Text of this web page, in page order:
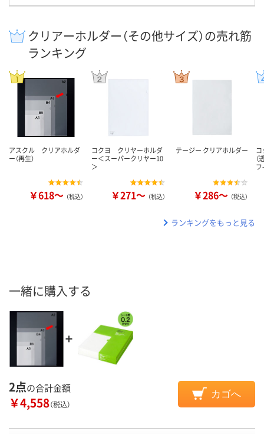
クリアーホルダー（その他サイズ）の売れ筋
ランキング
アスクル クリアホルダ
ー（再生）
￥618～ （税込）
コクヨ クリヤーホルダ
ー＜スーパークリヤー10
＞
￥271～ （税込）
テージー クリアホルダー
￥286～ （税込）
ランキングをもっと見る
一緒に購入する
2点の合計金額
￥4,558（税込）
カゴへ